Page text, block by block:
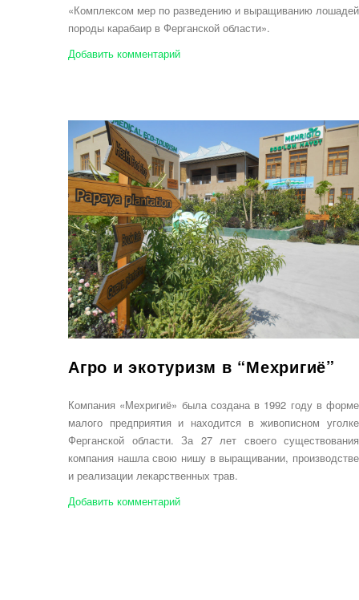
«Комплексом мер по разведению и выращиванию лошадей
породы карабаир в Ферганской области».
Добавить комментарий
Агро и экотуризм в “Мехригиё”
Компания «Мехригиё» была создана в 1992 году в форме
малого предприятия и находится в живописном уголке
Ферганской области. За 27 лет своего существования
компания нашла свою нишу в выращивании, производстве
и реализации лекарственных трав.
Добавить комментарий